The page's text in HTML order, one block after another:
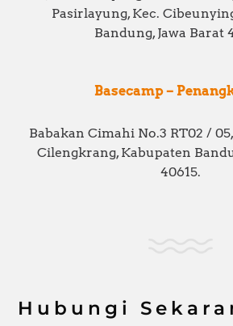
Pasirlayung, Kec.
Bandung, Jawa Barat
Basecamp –
Babakan Cimahi No.3 RT02 /
Cilengkrang, Kabupaten
40615.
Hubungi